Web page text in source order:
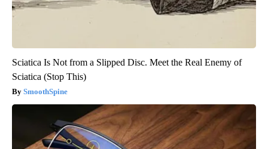
Sciatica Is Not from a Slipped Disc. Meet the Real Enemy of
Sciatica (Stop This)
SmoothSpine